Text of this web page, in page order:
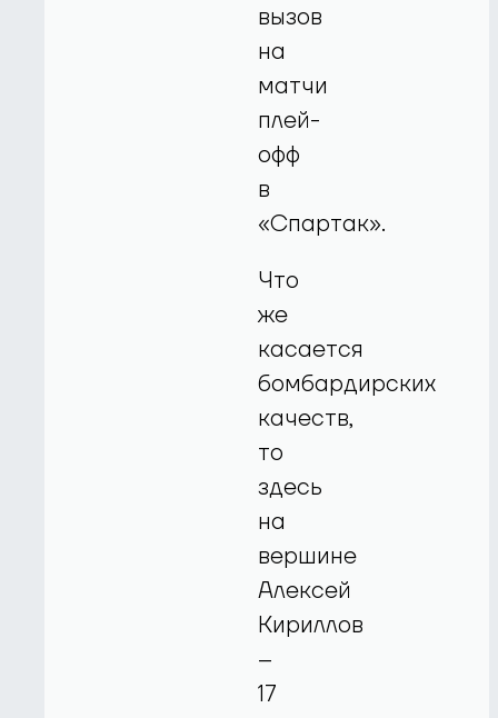
вызов
на
матчи
плей-
офф
в
«Спартак».
Что
же
касается
бомбардирских
качеств,
то
здесь
на
вершине
Алексей
Кириллов
–
17